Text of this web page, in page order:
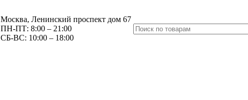
Москва, Ленинский проспект дом 67
ПН-ПТ: 8:00 – 21:00
СБ-ВС: 10:00 – 18:00